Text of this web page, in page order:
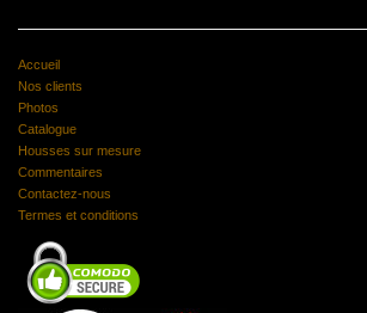
Accueil
Nos clients
Photos
Catalogue
Housses sur mesure
Commentaires
Contactez-nous
Termes et conditions